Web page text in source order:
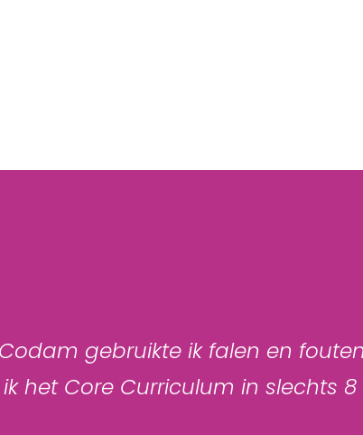
gebruikte ik falen en
ik het Core Curriculum in slechts